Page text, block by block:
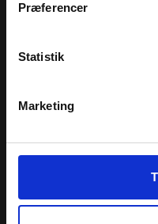
Præferencer
Statistik
Marketing
Vognporten